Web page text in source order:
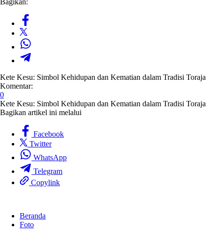
Kete Kesu: Simbol Kehidupan dan Kematian dalam Tradisi Toraja
Komentar:
0
Kete Kesu: Simbol Kehidupan dan Kematian dalam Tradisi Toraja
Bagikan artikel ini melalui
Facebook
Twitter
WhatsApp
Telegram
Copylink
Beranda
Foto